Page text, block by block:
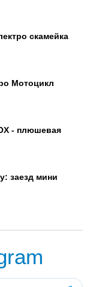
скамейка
Мотоцикл
- плюшевая
заезд мини